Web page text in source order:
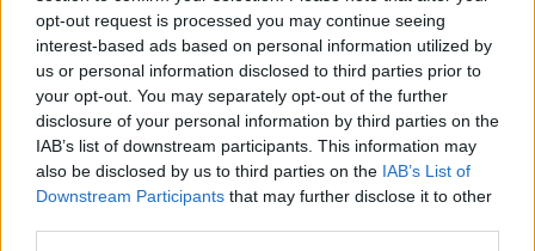
opt-out request is processed you may continue seeing
interest-based ads based on personal information utilized by
us or personal information disclosed to third parties prior to
your opt-out. You may separately opt-out of the further
disclosure of your personal information by third parties on the
IAB’s list of downstream participants. This information may
also be disclosed by us to third parties on the IAB’s List of
Downstream Participants that may further disclose it to other
versenyt ment. Feltételeztem, hogy a tempójával el tud
húzni. A 7-es kanyarból kijövet meglökött, így nem
tudtam olyan simán és energikusan kijönni, mint szoktam,
így a 8-as kanyar külső ív meg tudott előzni. Persze,
erőből útjába állhattam volna, és blokkolhattam volna a
belső ívet. De aztán arra gondoltam: Nem, inkább
dolgozzunk össze, és elhúzunk az ellenfelektől.”